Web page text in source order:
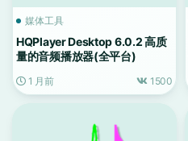
媒体工具
HQPlayer Desktop 6.0.2 高质
量的音频播放器(全平台)
1 月前 1500